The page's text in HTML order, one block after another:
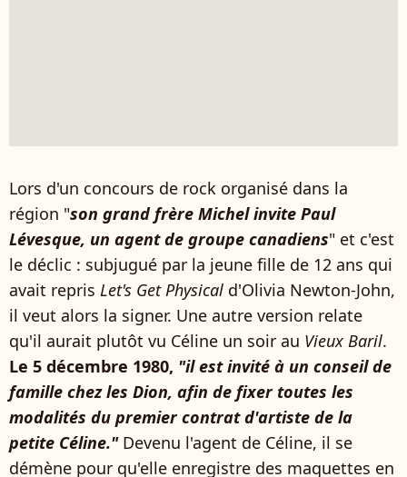
Lors d'un concours de rock organisé dans la
région "son grand frère Michel invite Paul
Lévesque, un agent de groupe canadiens" et c'est
le déclic : subjugué par la jeune fille de 12 ans qui
avait repris Let's Get Physical d'Olivia Newton-John,
il veut alors la signer. Une autre version relate
qu'il aurait plutôt vu Céline un soir au Vieux Baril.
Le 5 décembre 1980, "il est invité à un conseil de
famille chez les Dion, afin de fixer toutes les
modalités du premier contrat d'artiste de la
petite Céline." Devenu l'agent de Céline, il se
démène pour qu'elle enregistre des maquettes en